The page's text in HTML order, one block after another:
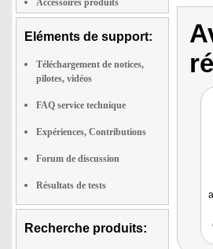
Accessoires produits
Eléments de support:
Téléchargement de notices,
pilotes, vidéos
FAQ service technique
Expériences, Contributions
Forum de discussion
Résultats de tests
Recherche produits: